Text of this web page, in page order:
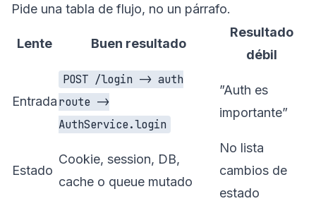
Pide una tabla de flujo, no un párrafo.
Lente Buen resultado
Resultado
débil
Entrada
POST /login -> auth
route ->
AuthService.login
”Auth es
importante”
Estado
Cookie, session, DB,
cache o queue mutado
No lista
cambios de
estado